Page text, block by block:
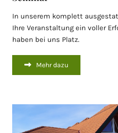
In unserem komplett
Ihre Veranstaltung ein voller
haben bei uns Platz.
Mehr dazu